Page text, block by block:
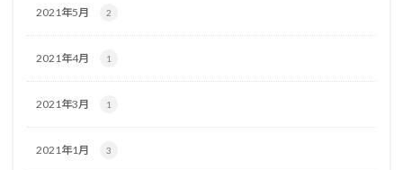
2021年5月 2
2021年4月 1
2021年3月 1
2021年1月 3